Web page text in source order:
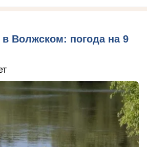
Волжском: погода на 9